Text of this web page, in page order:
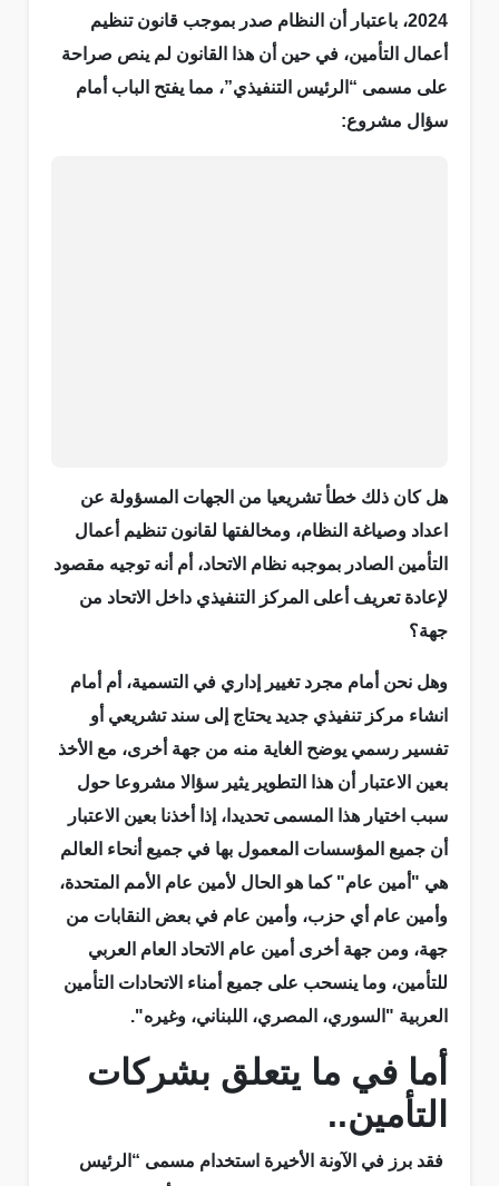
2024، باعتبار أن النظام صدر بموجب قانون تنظيم
أعمال التأمين، في حين أن هذا القانون لم ينص صراحة
على مسمى “الرئيس التنفيذي”، مما يفتح الباب أمام
سؤال مشروع:
هل كان ذلك خطأ تشريعيا من الجهات المسؤولة عن
اعداد وصياغة النظام، ومخالفتها لقانون تنظيم أعمال
التأمين الصادر بموجبه نظام الاتحاد، أم أنه توجيه مقصود
لإعادة تعريف أعلى المركز التنفيذي داخل الاتحاد من
جهة؟
وهل نحن أمام مجرد تغيير إداري في التسمية، أم أمام
انشاء مركز تنفيذي جديد يحتاج إلى سند تشريعي أو
تفسير رسمي يوضح الغاية منه من جهة أخرى، مع الأخذ
بعين الاعتبار أن هذا التطوير يثير سؤالا مشروعا حول
سبب اختيار هذا المسمى تحديدا، إذا أخذنا بعين الاعتبار
أن جميع المؤسسات المعمول بها في جميع أنحاء العالم
هي "أمين عام" كما هو الحال لأمين عام الأمم المتحدة،
وأمين عام أي حزب، وأمين عام في بعض النقابات من
جهة، ومن جهة أخرى أمين عام الاتحاد العام العربي
للتأمين، وما ينسحب على جميع أمناء الاتحادات التأمين
العربية "السوري، المصري، اللبناني، وغيره".
أما في ما يتعلق بشركات
التأمين..
فقد برز في الآونة الأخيرة استخدام مسمى “الرئيس